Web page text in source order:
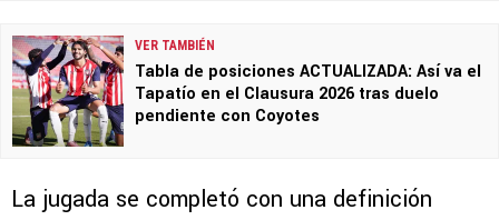
VER TAMBIÉN
Tabla de posiciones ACTUALIZADA: Así va el
Tapatío en el Clausura 2026 tras duelo
pendiente con Coyotes
La jugada se completó con una definición